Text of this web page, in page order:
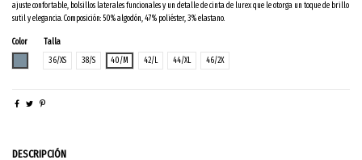
ajuste confortable, bolsillos laterales funcionales y un detalle de cinta de lurex que le otorga un toque de brillo
sutil y elegancia. Composición: 50% algodón, 47% poliéster, 3% elastano.
Color
GRIS ACERO
Talla
36/XS
38/S 40/M 42/L 44/XL 46/2X
DESCRIPCIÓN